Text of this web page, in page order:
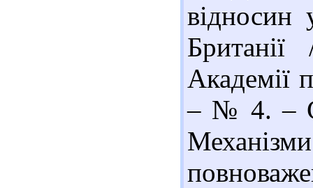
відносин
Академії
– № 4. –